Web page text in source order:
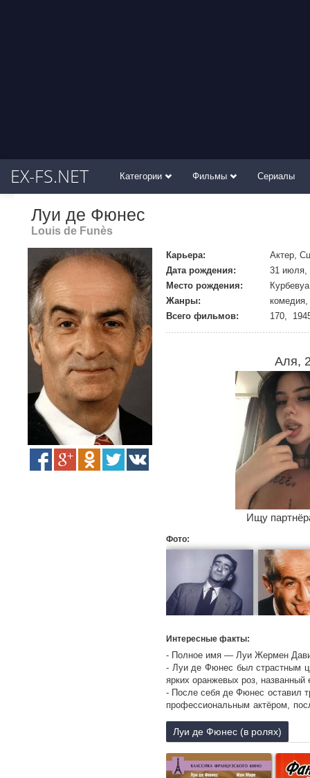
EX-FS.NET Категории Фильмы Сериалы
Луи де Фюнес
Louis de Funès
Карьера:
Актер,
Дата рождения:
31 июля,
Место рождения:
Жанры:
Всего фильмов:
170,
Аля,
Ищу
Фото:
Интересные факты:
- Полное имя — Луи Жермен
- Луи де Фюнес был страстным
ярких оранжевых роз, названный
- После себя де Фюнес оставил
профессиональным актёром,
- Его родители — выходцы из
Его мама, Леонор Сото Регера,
- 15 марта 1973 года Луи де
- Во время Второй мировой
Луи де Фюнес (в ролях)